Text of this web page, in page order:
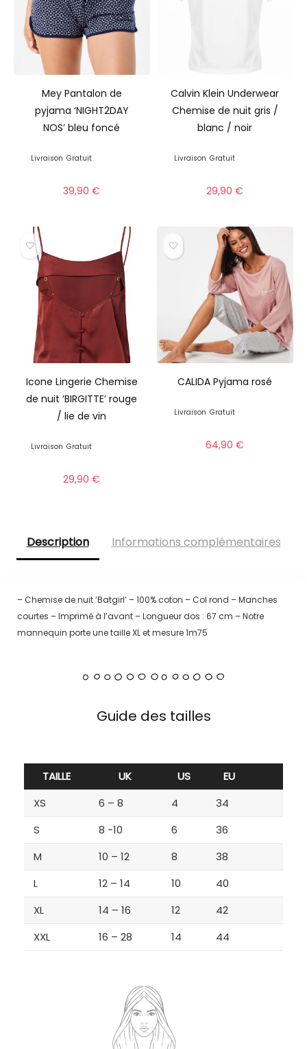
Mey Pantalon de
pyjama ‘NIGHT2DAY
NOS’ bleu foncé
Livraison Gratuit
39,90€
Calvin Klein Underwear
Chemise de nuit gris /
blanc / noir
Livraison Gratuit
29,90€
Icone Lingerie Chemise
de nuit ‘BIRGITTE’ rouge
/ lie de vin
Livraison Gratuit
29,90€
CALIDA Pyjama rosé
Livraison Gratuit
64,90€
Description Informations complémentaires
– Chemise de nuit ‘Batgirl’ – 100% coton – Col rond – Manches
courtes – Imprimé à l’avant – Longueur dos : 67 cm – Notre
mannequin porte une taille XL et mesure 1m75
Guide des tailles
TAILLE UK US
EU
XS
6 – 8 4
34
S
8 -10 6
36
M
10 – 12 8
38
L
12 – 14 10
40
XL
14 – 16 12
42
XXL
16 – 28 14 44